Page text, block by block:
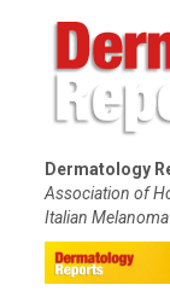
Dermatology
Association of
Italian